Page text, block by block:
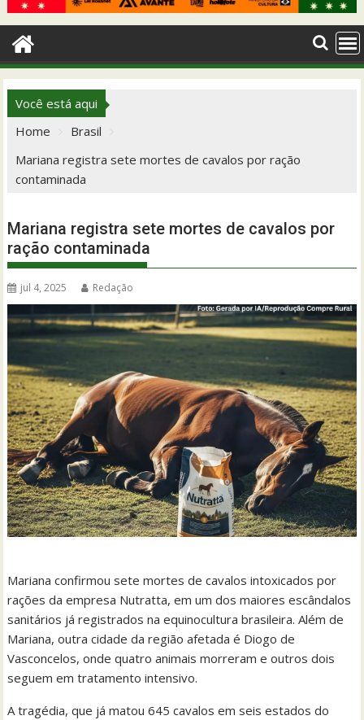
Você está aqui
Home
Brasil
Mariana registra sete mortes de cavalos por ração
contaminada
Mariana registra sete mortes de cavalos por
ração contaminada
jul 4, 2025 Redação
Mariana confirmou sete mortes de cavalos intoxicados por
rações da empresa Nutratta, em um dos maiores escândalos
sanitários já registrados na equinocultura brasileira. Além de
Mariana, outra cidade da região afetada é Diogo de
Vasconcelos, onde quatro animais morreram e outros dois
seguem em tratamento intensivo.
A tragédia, que já matou 645 cavalos em seis estados do